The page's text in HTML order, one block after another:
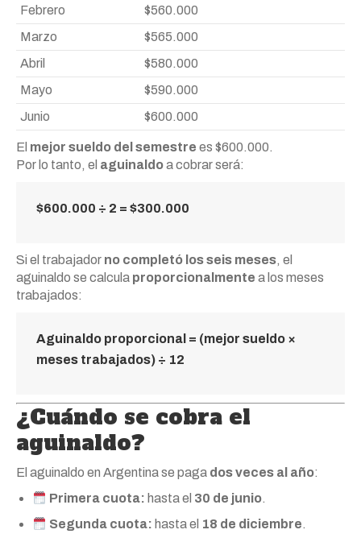
Febrero
$560.000
Marzo
$565.000
Abril
$580.000
Mayo
$590.000
Junio
$600.000
El mejor sueldo del semestre es $600.000.
Por lo tanto, el aguinaldoa cobrar será:
$600.000 ÷ 2 = $300.000
Si el trabajador no completó los seis meses, el
aguinaldo se calcula proporcionalmente a los meses
trabajados:
Aguinaldo proporcional = (mejor sueldo ×
meses trabajados) ÷ 12
¿Cuándo se cobra el
aguinaldo?
El aguinaldo en Argentina se paga dos veces al año:
Primera cuota: hasta el 30 de junio.
Segunda cuota: hasta el 18 de diciembre.